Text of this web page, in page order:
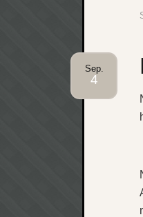
Sep.
4